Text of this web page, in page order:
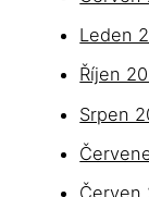
Leden
Říjen
Srpen